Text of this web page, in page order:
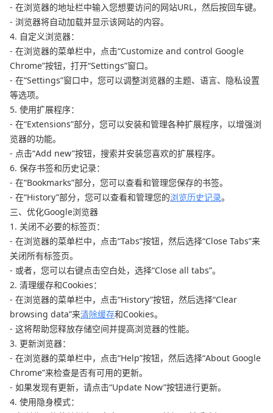
- 在浏览器的地址栏中输入您想要访问的网站URL，然后按回车键。
- 浏览器将自动加载并显示该网站的内容。
4. 自定义浏览器：
- 在浏览器的菜单栏中，点击“Customize and control Google
Chrome”按钮，打开“Settings”窗口。
- 在“Settings”窗口中，您可以调整浏览器的主题、语言、隐私设置
等选项。
5. 使用扩展程序：
- 在“Extensions”部分，您可以安装和管理各种扩展程序，以增强浏
览器的功能。
- 点击“Add new”按钮，搜索并安装您喜欢的扩展程序。
6. 保存书签和历史记录：
- 在“Bookmarks”部分，您可以查看和管理您保存的书签。
- 在“History”部分，您可以查看和管理您的浏览历史记录。
三、优化Google浏览器
1. 关闭不必要的标签页：
- 在浏览器的菜单栏中，点击“Tabs”按钮，然后选择“Close Tabs”来
关闭所有标签页。
- 或者，您可以右键点击空白处，选择“Close all tabs”。
2. 清理缓存和Cookies：
- 在浏览器的菜单栏中，点击“History”按钮，然后选择“Clear
browsing data”来清除缓存和Cookies。
- 这将帮助您释放存储空间并提高浏览器的性能。
3. 更新浏览器：
- 在浏览器的菜单栏中，点击“Help”按钮，然后选择“About Google
Chrome”来检查是否有可用的更新。
- 如果发现有更新，请点击“Update Now”按钮进行更新。
4. 使用隐身模式：